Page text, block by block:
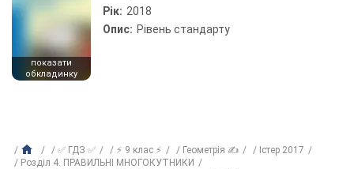
показати
обкладинку
Рік: 2018
Опис: Рівень стандарту
✅ ГДЗ ✅ ⚡ 9 клас ⚡ Геометрія ✍
Істер 2017
Розділ 4. ПРАВИЛЬНІ МНОГОКУТНИКИ